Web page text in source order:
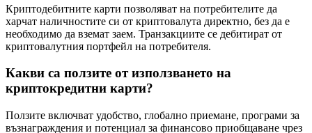
Криптодебитните карти позволяват на потребителите да
харчат наличностите си от криптовалута директно, без да е
необходимо да вземат заем. Транзакциите се дебитират от
криптовалутния портфейл на потребителя.
Какви са ползите от използването на
криптокредитни карти?
Ползите включват удобство, глобално приемане, програми за
възнаграждения и потенциал за финансово приобщаване чрез